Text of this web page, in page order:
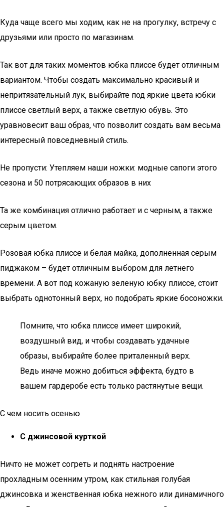
Куда чаще всего мы ходим, как не на прогулку, встречу с
друзьями или просто по магазинам.
Так вот для таких моментов юбка плиссе будет отличным
вариантом. Чтобы создать максимально красивый и
непритязательный лук, выбирайте под яркие цвета юбки
плиссе светлый верх, а также светлую обувь. Это
уравновесит ваш образ, что позволит создать вам весьма
интересный повседневный стиль.
Не пропусти: Утепляем наши ножки: модные сапоги этого
сезона и 50 потрясающих образов в них
Та же комбинация отлично работает и с черным, а также
серым цветом.
Розовая юбка плиссе и белая майка, дополненная серым
пиджаком – будет отличным выбором для летнего
времени. А вот под кожаную зеленую юбку плиссе, стоит
выбрать однотонный верх, но подобрать яркие босоножки.
Помните, что юбка плиссе имеет широкий,
воздушный вид, и чтобы создавать удачные
образы, выбирайте более приталенный верх.
Ведь иначе можно добиться эффекта, будто в
вашем гардеробе есть только растянутые вещи.
С чем носить осенью
С джинсовой курткой
Ничто не может согреть и поднять настроение
прохладным осенним утром, как стильная голубая
джинсовка и женственная юбка нежного или динамичного